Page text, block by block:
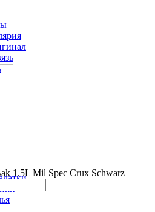
1.5L Mil Spec Crux Schwarz